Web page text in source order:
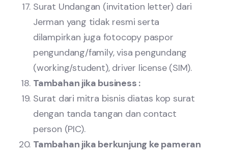
Surat Undangan (invitation letter) dari
Jerman yang tidak resmi serta
dilampirkan juga fotocopy paspor
pengundang/family, visa pengundang
(working/student), driver license (SIM).
Tambahan jika business :
Surat dari mitra bisnis diatas kop surat
dengan tanda tangan dan contact
person (PIC).
Tambahan jika berkunjung ke pameran